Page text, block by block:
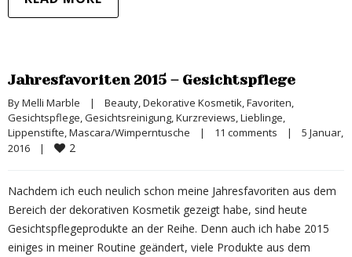
Jahresfavoriten 2015 – Gesichtspflege
By Melli Marble | Beauty, Dekorative Kosmetik, Favoriten
Gesichtspflege, Gesichtsreinigung, Kurzreviews, Lieblinge
Lippenstifte, Mascara/Wimperntusche | 11 comments |
5 Januar,
2016
| 2
Nachdem ich euch neulich schon meine Jahresfavoriten aus dem
Bereich der dekorativen Kosmetik gezeigt habe, sind heute
Gesichtspflegeprodukte an der Reihe. Denn auch ich habe 2015
einiges in meiner Routine geändert, viele Produkte aus dem